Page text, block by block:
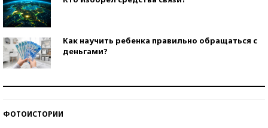
Как научить ребенка правильно обращаться с
деньгами?
ФОТОИСТОРИИ